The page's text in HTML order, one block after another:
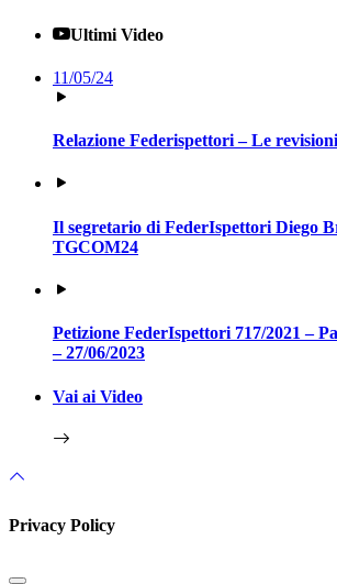
Ultimi Video
11/05/24
Relazione Federispettori – Le
Il segretario di FederIspettori Diego Brambilla per
TGCOM24
Petizione FederIspettori 717/2021 – Parlamento Europeo
– 27/06/2023
Vai ai Video
Privacy Policy